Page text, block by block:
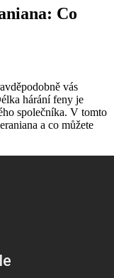
Co
vás
hárání feny je
společníka. V ​tomto
a co můžete